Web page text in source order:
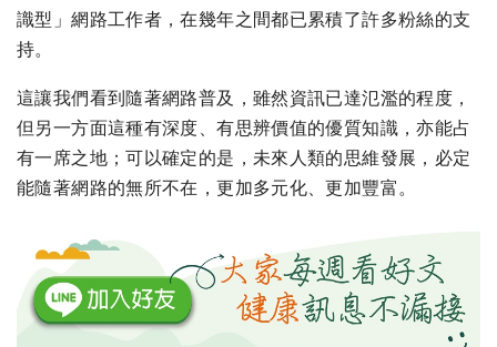
識型」網路工作者，在幾年之間都已累積了許多粉絲的支
持。
這讓我們看到隨著網路普及，雖然資訊已達氾濫的程度，
但另一方面這種有深度、有思辨價值的優質知識，亦能占
有一席之地；可以確定的是，未來人類的思維發展，必定
能隨著網路的無所不在，更加多元化、更加豐富。